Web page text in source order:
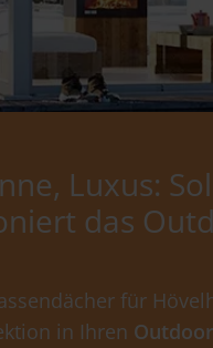
Luxus:
das
für
in Ihren